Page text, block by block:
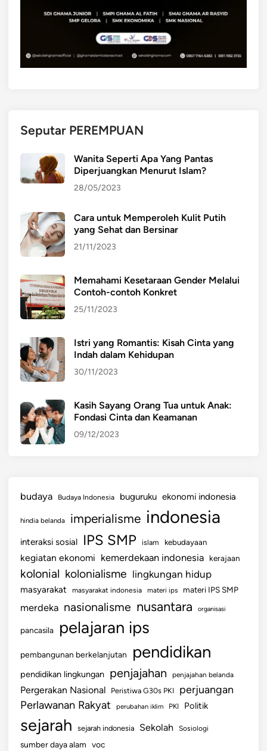
s
h
r
a
K
i
a
t
u
r
a
a
n
a
n
B
T
a
p
a
M
n
Seputar PEREMPUAN
Wanita Seperti Apa Yang Pantas
Diperjuangkan Menurut Islam?
28/05/2023
Cara untuk Memperoleh Kulit Putih
yang Sehat dan Bersinar
21/11/2023
Memahami Kesetaraan Gender Melalui
Contoh-contoh Konkret
25/11/2023
Istri yang Romantis: Kisah Cinta yang
Indah dalam Kehidupan
30/11/2023
Kasih Sayang Orang Tua untuk Anak:
Fondasi Cinta dan Keamanan
09/12/2023
budaya Budaya Indonesia buguruku ekonomi indonesia
hindia belanda imperialisme indonesia
interaksi sosial IPS SMP islam kebudayaan
kegiatan ekonomi kemerdekaan indonesia kerajaan
kolonial kolonialisme lingkungan hidup
masyarakat masyarakat indonesia materi ips materi IPS SMP
merdeka nasionalisme nusantara organisasi
pancasila pelajaran ips
pembangunan berkelanjutan pendidikan
pendidikan lingkungan penjajahan penjajahan belanda
Pergerakan Nasional Peristiwa G30s PKI perjuangan
Perlawanan Rakyat perubahan iklim PKI Politik
sejarah sejarah indonesia Sekolah Sosiologi
sumber daya alam voc